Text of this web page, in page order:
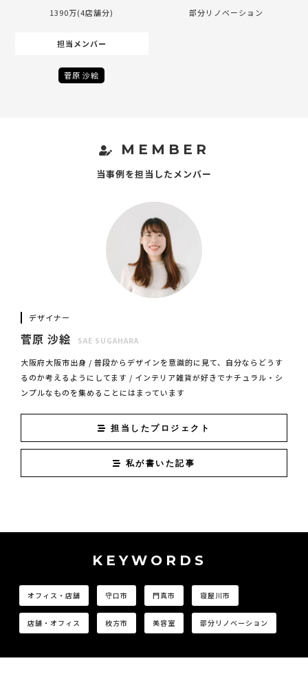
1390万(4店舗分) 部分リノベーション
担当メンバー
菅原 沙絵
MEMBER
当事例を担当したメンバー
デザイナー
菅原 沙絵 SAE SUGAHARA
大阪府大阪市出身 / 普段からデザインを意識的に見て、自分ならどうす
るのか考えるようにしてます / インテリア雑貨が好きでナチュラル・シ
ンプルなものを集めることにはまっています
担当したプロジェクト
私が書いた記事
KEYWORDS
オフィス・店舗 守口市 門真市 寝屋川市
店舗・オフィス 枚方市 美容室 部分リノベーション